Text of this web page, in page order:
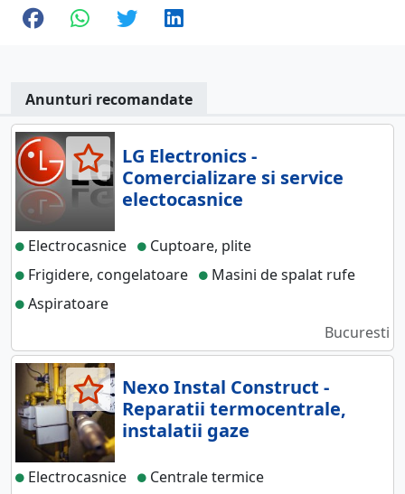
Anunturi recomandate
LG Electronics -
Comercializare si service
electocasnice
Electrocasnice
Cuptoare, plite
Frigidere, congelatoare
Masini de spalat rufe
Aspiratoare
Bucuresti
Nexo Instal Construct -
Reparatii termocentrale,
instalatii gaze
Electrocasnice
Centrale termice